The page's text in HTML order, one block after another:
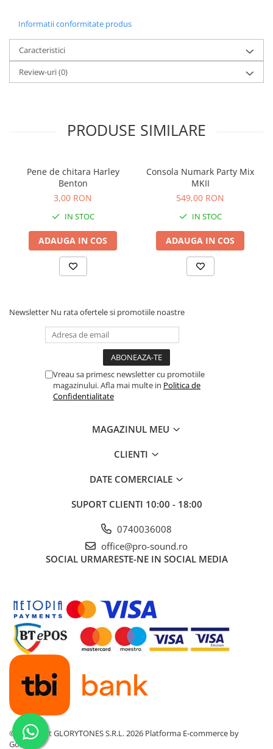
Recordere de studio
Recordere portabile
Sintetizatoare
Standuri si stative de monitoare
Cabluri de Alimentare
Case-uri de lumini
Comenzi si controllere
Ecrane LED
Efecte de lumini
Lasere
Masini de fum si ceata
Par Led si Pinspot
Proiectoare
Scene şi Ring-uri de Dans
Instrumente Muzicale
Chitare si bass
Instrumente cu arcus
Instrumente si jucarii pentru copii
Accesorii Pick-up si Vinyl
Console DJ
Controllere MIDI - USB DAW
Genti pentru DJ
Mixere DJ
Platane DJ
Samplere si controllere
Stative si pupitre DJ
Cabluri si conectori
Cabluri adaptoare, cabluri Y
Informatii conformitate produs
Caracteristici
Review-uri(0)
PRODUSE SIMILARE
Pene de chitara Harley
Benton
3,00 RON
IN STOC
ADAUGA IN COS
Consola Numark Party Mix
MKII
549,00 RON
IN STOC
ADAUGA IN COS
Newsletter Nu rata ofertele si promotiile noastre
Vreau sa primesc newsletter cu promotiile
magazinului. Afla mai multe in Politica de
Confidentialitate
MAGAZINUL MEU
CLIENTI
DATE COMERCIALE
SUPORT CLIENTI 10:00 - 18:00
0740036008
office@pro-sound.ro
SOCIAL URMARESTE-NE IN SOCIAL MEDIA
©Copyright GLORYTONES S.R.L. 2026 Platforma E-commerce by
Gomag